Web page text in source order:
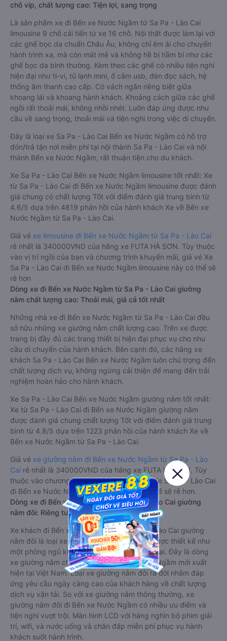
chỗ vip, chất lượng cao: Tiện lợi, sang trọng
Là sản phẩm xe đi Bến xe Nước Ngầm từ Sa Pa - Lào Cai
limousine 9 chỗ cải tiến từ xe 16 chỗ. Nội thất được làm lại với
các ghế bọc da chuẩn Châu Âu, không chỉ êm ái cho chuyến
hành trình xa, mà còn mát mẻ và không hề bị hầm bí như các
ghế bọc da bình thường. Kèm theo các ghế có nhiều tiện nghi
hiện đại như ti-vi, tủ lạnh mini, ổ cắm usb, đèn đọc sách, hệ
thống âm thanh cao cấp. Có vách ngăn riêng biệt giữa
khoang lái và khoang hành khách. Khoảng cách giữa các ghế
ngồi rất thoải mái, không nhồi nhét. Luôn đáp ứng được nhu
cầu về sang trọng, thoải mái và tiện nghi trong việc di chuyển.
Đây là loại xe Sa Pa - Lào Cai Bến xe Nước Ngầm có hỗ trợ
đón/trả tận nơi miễn phí tại nội thành Sa Pa - Lào Cai và nội
thành Bến xe Nước Ngầm, rất thuận tiện cho du khách.
Xe Sa Pa - Lào Cai Bến xe Nước Ngầm limousine tốt nhất: Xe
từ Sa Pa - Lào Cai đi Bến xe Nước Ngầm limousine được đánh
giá chung có chất lượng Tốt với điểm đánh giá trung bình từ
4.6/5 dựa trên 4819 phản hồi của hành khách Xe về Bến xe
Nước Ngầm từ Sa Pa - Lào Cai.
Giá vé xe limousine đi Bến xe Nước Ngầm từ Sa Pa - Lào Cai
rẻ nhất là 340000VND của hãng xe FUTA HÀ SƠN. Tùy thuộc
vào vị trí ngồi của bạn và chương trình khuyến mãi, giá vé Xe
Sa Pa - Lào Cai đi Bến xe Nước Ngầm limousine này có thể sẽ
rẻ hơn
Dòng xe đi Bến xe Nước Ngầm từ Sa Pa - Lào Cai giường
nằm chất lượng cao: Thoải mái, giá cả tốt nhất
Những nhà xe đi Bến xe Nước Ngầm từ Sa Pa - Lào Cai đều
sở hữu những xe giường nằm chất lượng cao. Trên xe được
trang bị đầy đủ các trang thiết bị hiện đại phục vụ cho nhu
cầu di chuyển của hành khách. Bên cạnh đó, các hãng xe
khách Sa Pa - Lào Cai Bến xe Nước Ngầm luôn chú trọng đến
chất lượng dịch vụ, không ngừng cải thiện để mang đến trải
nghiệm hoàn hảo cho hành khách.
Xe Sa Pa - Lào Cai Bến xe Nước Ngầm giường nằm tốt nhất:
Xe từ Sa Pa - Lào Cai đi Bến xe Nước Ngầm giường nằm
được đánh giá chung chất lượng Tốt với điểm đánh giá trung
bình từ 4.8/5 dựa trên 1223 phản hồi của hành khách Xe về
Bến xe Nước Ngầm từ Sa Pa - Lào Cai.
Giá vé xe giường nằm đi Bến xe Nước Ngầm từ Sa Pa - Lào
Cai rẻ nhất là 340000VND của hãng xe FUTA HÀ SƠN. Tùy
thuộc vào chương trình khuyến mãi, giá vé Xe Sa Pa - Lào Cai
đi Bến xe Nước Ngầm giường nằm này có thể sẽ rẻ hơn.
Dòng xe đi Bến xe Nước Ngầm từ Sa Pa - Lào Cai giường
nằm đôi: Riêng tư, đầy đủ tiện nghi
Xe khách đi Bến xe Nước Ngầm từ Sa Pa - Lào Cai giường
nằm đôi là loại xe đặc biệt. Với mỗi giường được thiết kế như
một phòng ngủ khách sạn sang trọng, hiện đại. Đây là dòng
xe giường nằm cho cặp đôi đi Bến xe Nước Ngầm mới xuất
hiện tại Việt Nam. Loại xe giường nằm đôi ra đời nhằm đáp
ứng yêu cầu ngày càng cao của khách hàng về chất lượng
dịch vụ vận tải. So với xe giường nằm thông thường, xe
giường nằm đôi đi Bến xe Nước Ngầm có nhiều ưu điểm và
tiện nghi vượt trội. Màn hình LCD với hàng nghìn bộ phim giải
trí, wifi, và nước uống và chăn đắp miễn phí phục vụ hành
khách suốt hành trình.